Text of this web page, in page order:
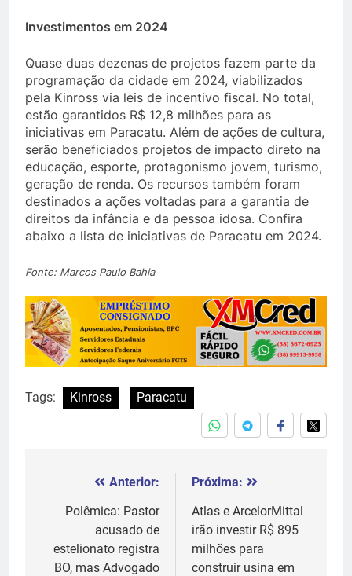
Investimentos em 2024
Quase duas dezenas de projetos fazem parte da
programação da cidade em 2024, viabilizados
pela Kinross via leis de incentivo fiscal. No total,
estão garantidos R$ 12,8 milhões para as
iniciativas em Paracatu. Além de ações de cultura,
serão beneficiados projetos de impacto direto na
educação, esporte, protagonismo jovem, turismo,
geração de renda. Os recursos também foram
destinados a ações voltadas para a garantia de
direitos da infância e da pessoa idosa. Confira
abaixo a lista de iniciativas de Paracatu em 2024.
Fonte: Marcos Paulo Bahia
Tags: Kinross Paracatu
Navegação
Post
Anterior:
Polêmica: Pastor
acusado de
estelionato registra
BO, mas Advogado
Próxima:
Atlas e ArcelorMittal
irão investir R$ 895
milhões para
construir usina em